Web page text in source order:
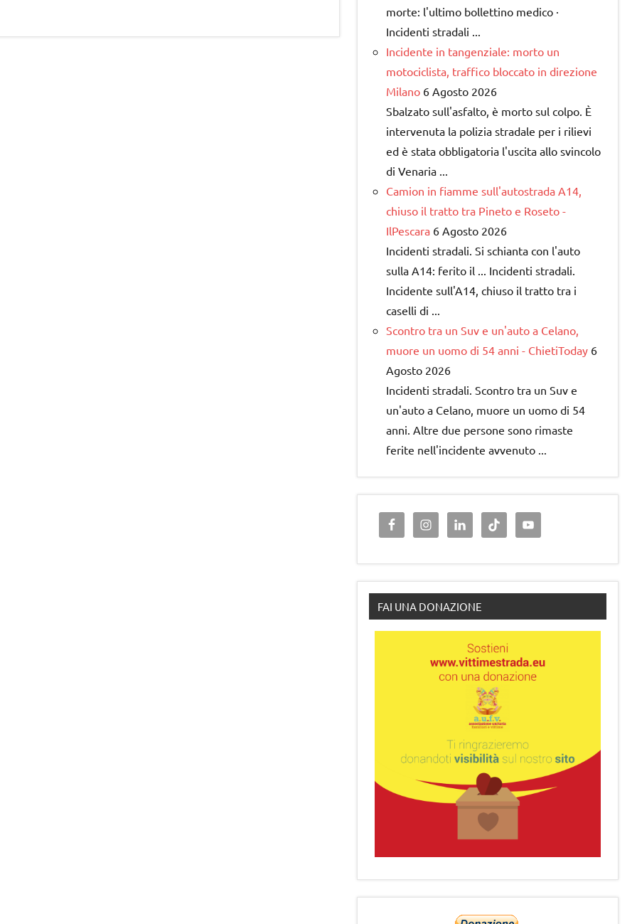
morte: l'ultimo bollettino medico ·
Incidenti stradali ...
Incidente in tangenziale: morto un
motociclista, traffico bloccato in direzione
Milano 6 Agosto 2026
Sbalzato sull'asfalto, è morto sul colpo. È
intervenuta la polizia stradale per i rilievi
ed è stata obbligatoria l'uscita allo svincolo
di Venaria ...
Camion in fiamme sull'autostrada A14,
chiuso il tratto tra Pineto e Roseto -
IlPescara 6 Agosto 2026
Incidenti stradali. Si schianta con l'auto
sulla A14: ferito il ... Incidenti stradali.
Incidente sull'A14, chiuso il tratto tra i
caselli di ...
Scontro tra un Suv e un'auto a Celano,
muore un uomo di 54 anni - ChietiToday 6
Agosto 2026
Incidenti stradali. Scontro tra un Suv e
un'auto a Celano, muore un uomo di 54
anni. Altre due persone sono rimaste
ferite nell'incidente avvenuto ...
FAI UNA DONAZIONE